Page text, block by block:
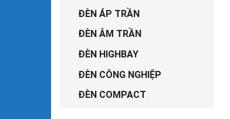
ĐÈN ÁP TRẦN
ĐÈN ÂM TRẦN
ĐÈN HIGHBAY
ĐÈN CÔNG NGHIỆP
ĐÈN COMPACT